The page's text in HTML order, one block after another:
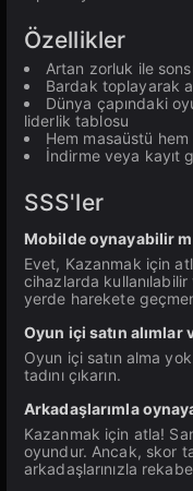
Özellikler
Artan zorluk ile
Bardak toplayarak
Dünya çapındaki
liderlik tablosu
Hem masaüstü
İndirme veya kayıt
SSS'ler
Mobilde oynayabilir
Evet, Kazanmak için
cihazlarda
yerde harekete
Oyun içi satın alımlar
Oyun içi satın alma
tadını çıkarın.
Arkadaşlarımla
Kazanmak için atla!
oyundur. Ancak, skor
arkadaşlarınızla